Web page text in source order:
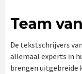
Team
De tekstschrijvers
allemaal experts in
brengen uitgebreide